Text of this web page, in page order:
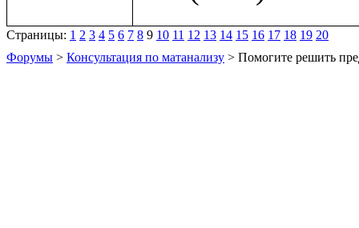
Страницы: 1 2 3 4 5 6 7 8 9 10 11 12 13 14 15 16 17 18 19 20
Форумы > Консультация по матанализу > Помогите решить